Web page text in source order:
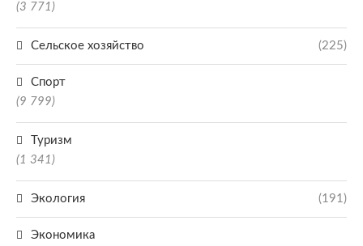
(3 771)
Сельское хозяйство (225)
Спорт
(9 799)
Туризм
(1 341)
Экология (191)
Экономика